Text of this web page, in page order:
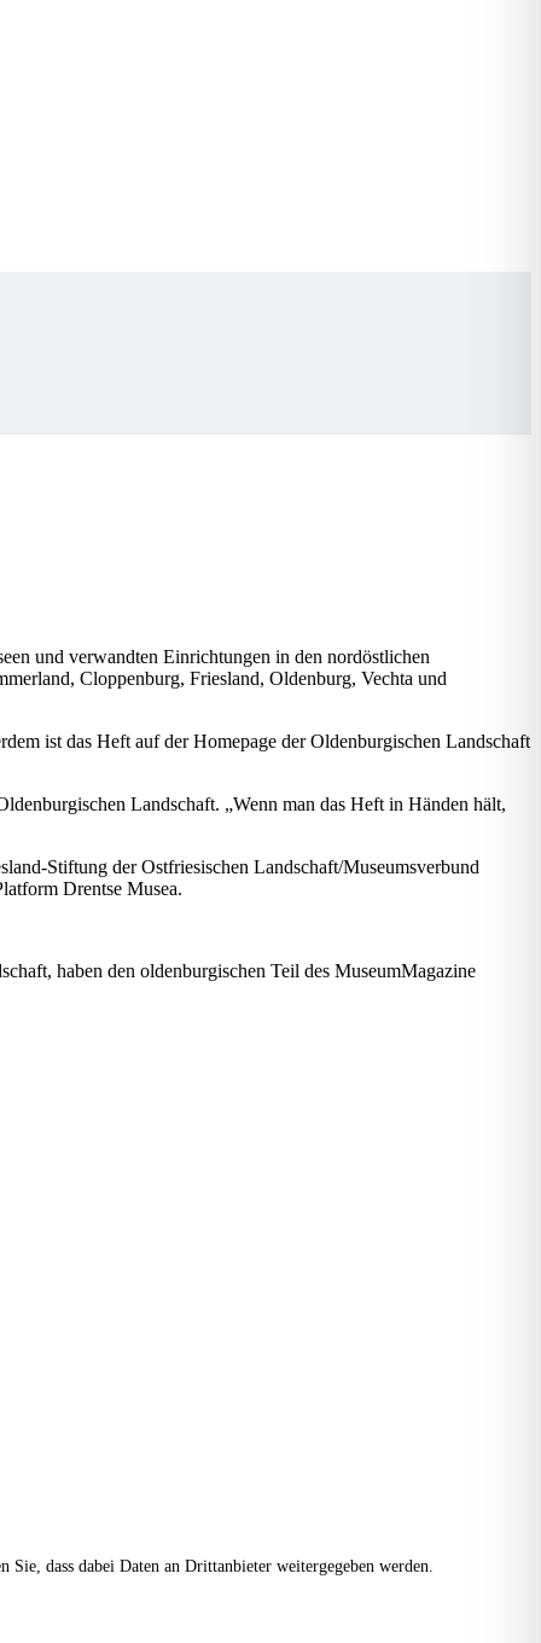
und verwandten Einrichtungen in den nordöstlichen
Cloppenburg, Friesland, Oldenburg, Vechta und
ist das Heft auf der Homepage der Oldenburgischen Landschaft
Landschaft. „Wenn man das Heft in Händen hält,
Stiftung der Ostfriesischen Landschaft/Museumsverbund
Drentse Musea.
haben den oldenburgischen Teil des MuseumMagazine
dass dabei Daten an Drittanbieter weitergegeben werden.